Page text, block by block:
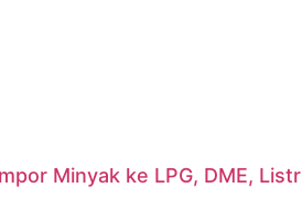
Minyak ke LPG, DME,